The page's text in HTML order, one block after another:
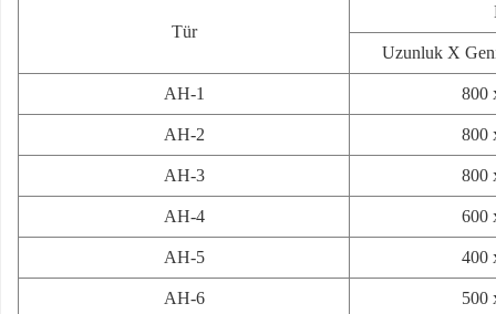
Tür
Uzunluk X
AH-1 800
AH-2 800
AH-3 800
AH-4 600
AH-5 400
AH-6 500